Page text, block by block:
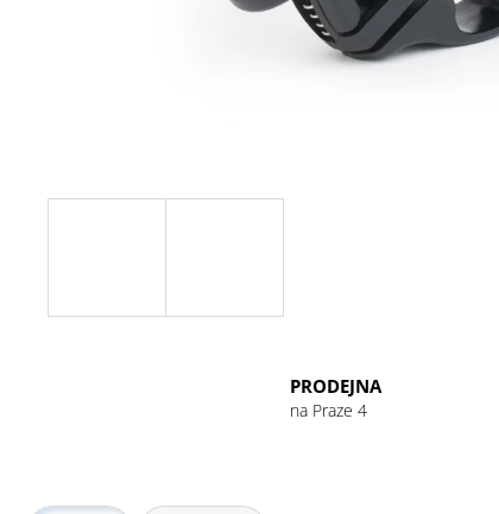
PRODEJNA
na Praze 4
GU ENERGY GEL 32G CHOCOLATE